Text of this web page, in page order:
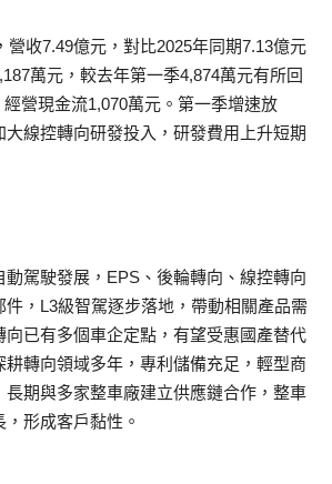
營收7.49億元，對比2025年同期7.13億元
萬元，較去年第一季4,874萬元有所回
營現金流1,070萬元。第一季增速放
線控轉向研發投入，研發費用上升短期
駕駛發展，EPS、後輪轉向、線控轉向
件，L3級智駕逐步落地，帶動相關產品需
向已有多個車企定點，有望受惠國產替代
轉向領域多年，專利儲備充足，輕型商
長期與多家整車廠建立供應鏈合作，整車
形成客戶黏性。